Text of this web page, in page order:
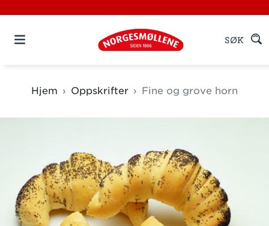
SØK
Hjem Oppskrifter Fine og grove horn